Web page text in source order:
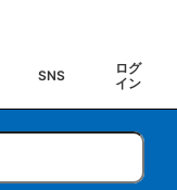
SNS
ログ
イン